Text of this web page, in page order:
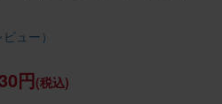
ュー）
円(税込)